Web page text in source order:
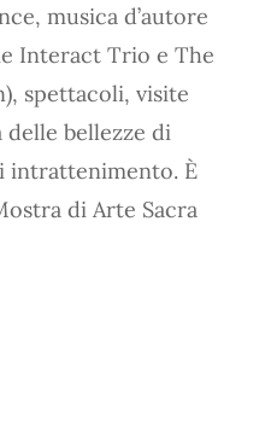
musica d’autore
Interact Trio e The
spettacoli, visite
delle bellezze di
intrattenimento. È
di Arte Sacra